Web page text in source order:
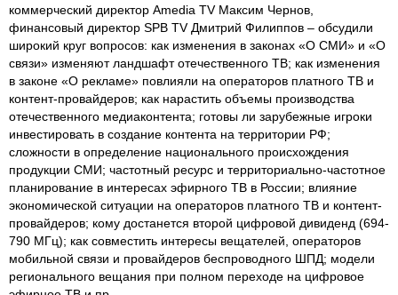
коммерческий директор Amedia TV Максим Чернов,
финансовый директор SPB TV Дмитрий Филиппов – обсудили
широкий круг вопросов: как изменения в законах «О СМИ» и «О
связи» изменяют ландшафт отечественного ТВ; как изменения
в законе «О рекламе» повлияли на операторов платного ТВ и
контент-провайдеров; как нарастить объемы производства
отечественного медиаконтента; готовы ли зарубежные игроки
инвестировать в создание контента на территории РФ;
сложности в определение национального происхождения
продукции СМИ; частотный ресурс и территориально-частотное
планирование в интересах эфирного ТВ в России; влияние
экономической ситуации на операторов платного ТВ и контент-
провайдеров; кому достанется второй цифровой дивиденд (694-
790 МГц); как совместить интересы вещателей, операторов
мобильной связи и провайдеров беспроводного ШПД; модели
регионального вещания при полном переходе на цифровое